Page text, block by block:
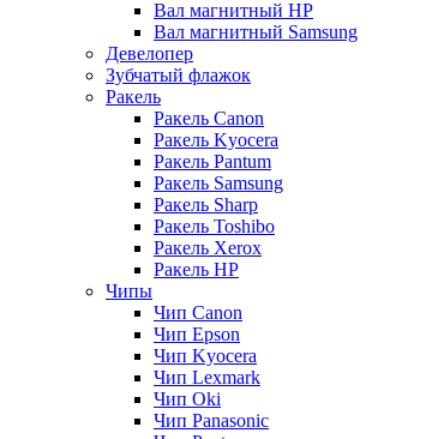
Вал магнитный HP
Вал магнитный Samsung
Девелопер
Зубчатый флажок
Ракель
Ракель Canon
Ракель Kyocera
Ракель Pantum
Ракель Samsung
Ракель Sharp
Ракель Toshibo
Ракель Xerox
Ракель НР
Чипы
Чип Canon
Чип Epson
Чип Kyocera
Чип Lexmark
Чип Oki
Чип Panasonic